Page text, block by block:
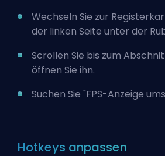
Wechseln Sie zur
der linken Seite unter der
Scrollen Sie bis zum
öffnen Sie ihn.
Suchen Sie "FPS-Anzeige
Hotkeys anpassen